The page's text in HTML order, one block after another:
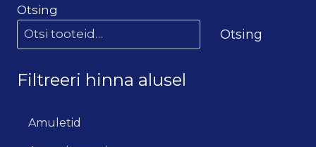
Otsing
Otsing
Filtreeri hinna alusel
Amuletid